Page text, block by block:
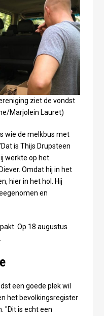
ziet de vondst
Marjolein Lauret)
wie de melkbus met
is Thijs Drupsteen
werkte op het
Omdat hij in het
hier in het hol. Hij
en
Op 18 augustus
een goede plek wil
het bevolkingsregister
"Dit is echt een